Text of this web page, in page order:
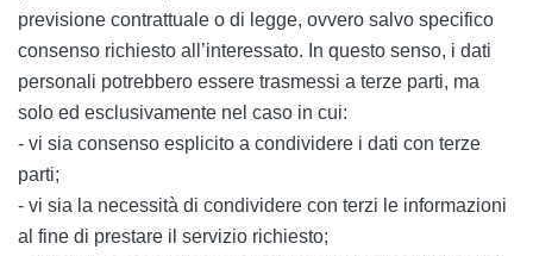
previsione contrattuale o di legge, ovvero salvo specifico
consenso richiesto all’interessato. In questo senso, i dati
personali potrebbero essere trasmessi a terze parti, ma
solo ed esclusivamente nel caso in cui:
- vi sia consenso esplicito a condividere i dati con terze
parti;
- vi sia la necessità di condividere con terzi le informazioni
al fine di prestare il servizio richiesto;